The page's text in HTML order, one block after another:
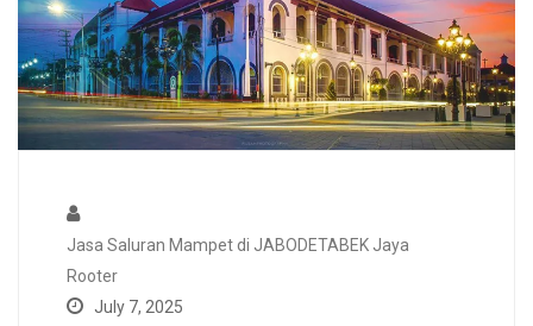
Jasa Saluran Mampet di JABODETABEK Jaya
Rooter
July 7, 2025